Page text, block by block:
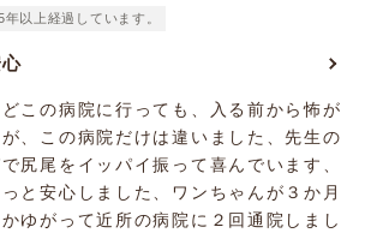
以上経過しています。
この病院に行っても、入る前から怖が
、この病院だけは違いました、先生の
尻尾をイッパイ振って喜んでいます、
と安心しました、ワンちゃんが３か月
ゆがって近所の病院に２回通院しまし